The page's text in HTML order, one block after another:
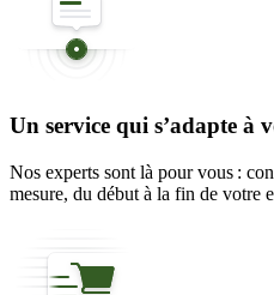
Un service qui s’adapte à
Nos experts sont là pour vous :
mesure, du début à la fin de votre